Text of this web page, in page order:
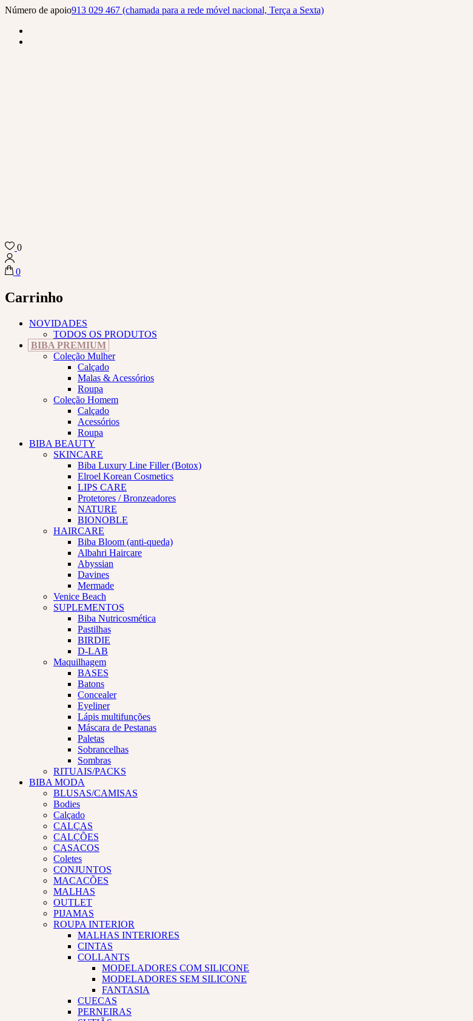
Skip
content
(Press
Número de apoio913 029 467 (chamada para a rede móvel nacional, Terça a Sexta)
Biba Concept Store
0
0
Carrinho
NOVIDADES
TODOS OS PRODUTOS
BIBA PREMIUM
Coleção Mulher
Calçado
Malas & Acessórios
Roupa
Coleção Homem
Calçado
Acessórios
Roupa
BIBA BEAUTY
SKINCARE
Biba Luxury Line Filler (Botox)
Elroel Korean Cosmetics
LIPS CARE
Protetores / Bronzeadores
NATURE
BIONOBLE
HAIRCARE
Biba Bloom (anti-queda)
Albahri Haircare
Abyssian
Davines
Mermade
Venice Beach
SUPLEMENTOS
Biba Nutricosmética
Pastilhas
BIRDIE
D-LAB
Maquilhagem
BASES
Batons
Concealer
Eyeliner
Lápis multifunções
Máscara de Pestanas
Paletas
Sobrancelhas
Sombras
RITUAIS/PACKS
BIBA MODA
BLUSAS/CAMISAS
Bodies
Calçado
CALÇAS
CALÇÕES
CASACOS
Coletes
CONJUNTOS
MACACÕES
MALHAS
OUTLET
PIJAMAS
ROUPA INTERIOR
MALHAS INTERIORES
CINTAS
COLLANTS
MODELADORES COM SILICONE
MODELADORES SEM SILICONE
FANTASIA
CUECAS
PERNEIRAS